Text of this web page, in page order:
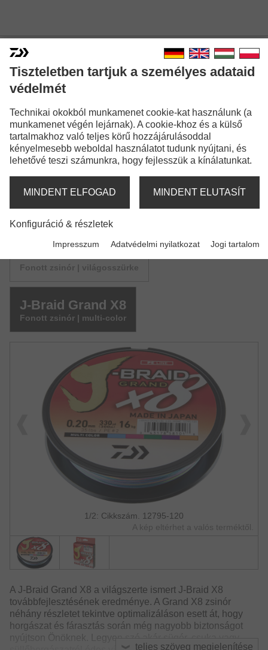
J-BRAID GRAND X8
Modellváltozatok: 4
J-Braid Grand X8
Fonott zsinór | kék
Fonott zsinór | világosszürke
J-Braid Grand X8
Fonott zsinór | multi-color
1/2: Cikkszám. 12795-120
A kép eltérhet a valós terméktől.
teljes szöveg megjelenítése
A J-Braid Grand X8 a világszerte ismert J-Braid X8
továbbfejlesztésének eredménye. A Grand X8 zsinór
néhány részletet tekintve optimalizáláson esett át, hogy
horgászat és fárasztás során még nagyobb biztonságot
Tiszteletben tartjuk a személyes adataid
védelmét
Technikai okokból munkamenet cookie-kat használunk (a
munkamenet végén lejárnak). A cookie-khoz és a külső
tartalmakhoz való teljes körű hozzájárulásoddal
kényelmesebb weboldal használatot tudunk nyújtani, és
lehetővé teszi számunkra, hogy fejlesszük a kínálatunkat.
MINDENT ELFOGAD MINDENT ELUTASÍT
Konfiguráció & részletek
Impresszum Adatvédelmi nyilatkozat Jogi tartalom